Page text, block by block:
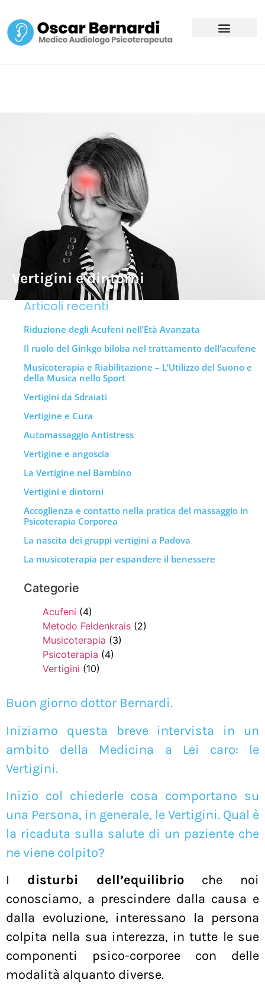
Vertigini e dintorni
Articoli recenti
Riduzione degli Acufeni nell’Età Avanzata
Il ruolo del Ginkgo biloba nel trattamento dell’acufene
Musicoterapia e Riabilitazione – L’Utilizzo del Suono e
della Musica nello Sport
Vertigini da Sdraiati
Vertigine e Cura
Automassaggio Antistress
Vertigine e angoscia
La Vertigine nel Bambino
Vertigini e dintorni
Accoglienza e contatto nella pratica del massaggio in
Psicoterapia Corporea
La nascita dei gruppi vertigini a Padova
La musicoterapia per espandere il benessere
Categorie
Acufeni (4)
Metodo Feldenkrais (2)
Musicoterapia (3)
Psicoterapia (4)
Vertigini (10)
Buon giorno dottor Bernardi.
Iniziamo questa breve intervista in un
ambito della Medicina a Lei caro: le
Vertigini.
Inizio col chiederle cosa comportano su
una Persona, in generale, le Vertigini. Qual è
la ricaduta sulla salute di un paziente che
ne viene colpito?
I disturbi dell’equilibrio che noi
conosciamo, a prescindere dalla causa e
dalla evoluzione, interessano la persona
colpita nella sua interezza, in tutte le sue
componenti psico-corporee con delle
modalità alquanto diverse.